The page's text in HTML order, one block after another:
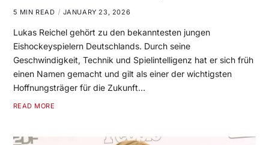
5 MIN READ JANUARY 23, 2026
Lukas Reichel gehört zu den bekanntesten jungen
Eishockeyspielern Deutschlands. Durch seine
Geschwindigkeit, Technik und Spielintelligenz hat er sich früh
einen Namen gemacht und gilt als einer der wichtigsten
Hoffnungsträger für die Zukunft…
READ MORE